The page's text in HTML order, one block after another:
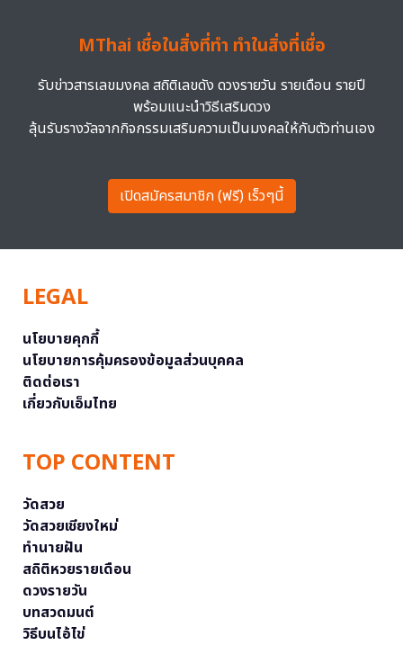
MThai เชื่อในสิ่งที่ทำ ทำในสิ่งที่เชื่อ
รับข่าวสารเลขมงคล สถิติเลขดัง ดวงรายวัน รายเดือน รายปี
พร้อมแนะนำวิธีเสริมดวง
ลุ้นรับรางวัลจากกิจกรรมเสริมความเป็นมงคลให้กับตัวท่านเอง
เปิดสมัครสมาชิก (ฟรี) เร็วๆนี้
LEGAL
นโยบายคุกกี้
นโยบายการคุ้มครองข้อมูลส่วนบุคคล
ติดต่อเรา
เกี่ยวกับเอ็มไทย
TOP CONTENT
วัดสวย
วัดสวยเชียงใหม่
ทำนายฝัน
สถิติหวยรายเดือน
ดวงรายวัน
บทสวดมนต์
วิธีบนไอ้ไข่